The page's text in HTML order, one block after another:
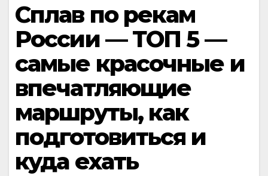
Сплав по рекам
России — ТОП 5 —
самые красочные и
впечатляющие
маршруты, как
подготовиться и
куда ехать